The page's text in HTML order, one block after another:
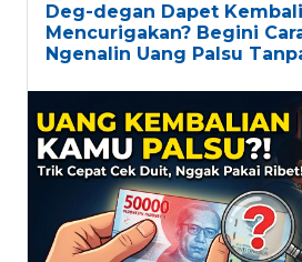
Deg-degan Dapet
Mencurigakan? Begini
Ngenalin Uang Palsu